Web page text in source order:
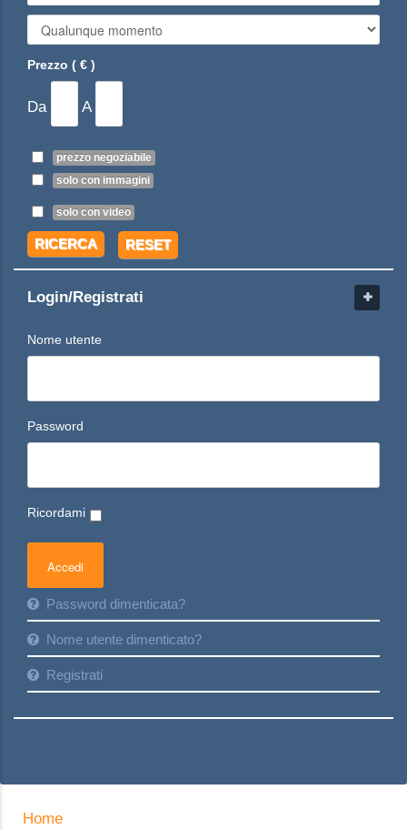
Prezzo ( € )
Da A
prezzo negoziabile
solo con immagini
solo con video
RICERCA RESET
Login/Registrati
Nome utente
Password
Ricordami
Password dimenticata?
Nome utente dimenticato?
Registrati
Home